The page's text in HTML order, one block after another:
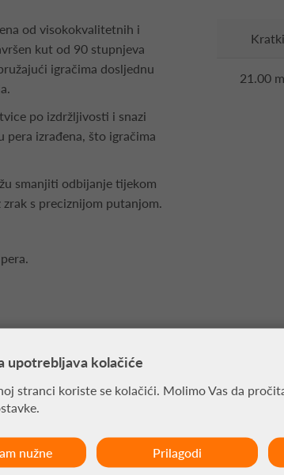
od visokokvalitetnih i
kut od 90 stupnjeva
igračima dosljednu
po izdržljivosti i snazi
pera izrađena, što igračima
smanjiti odbijanje tijekom
s preciznijom putanjom.
Kratki
21.00
MOŽDA VAS
upotrebljava kolačiće
stranci koriste se kolačići. Molimo Vas da
nužne Prilagodi